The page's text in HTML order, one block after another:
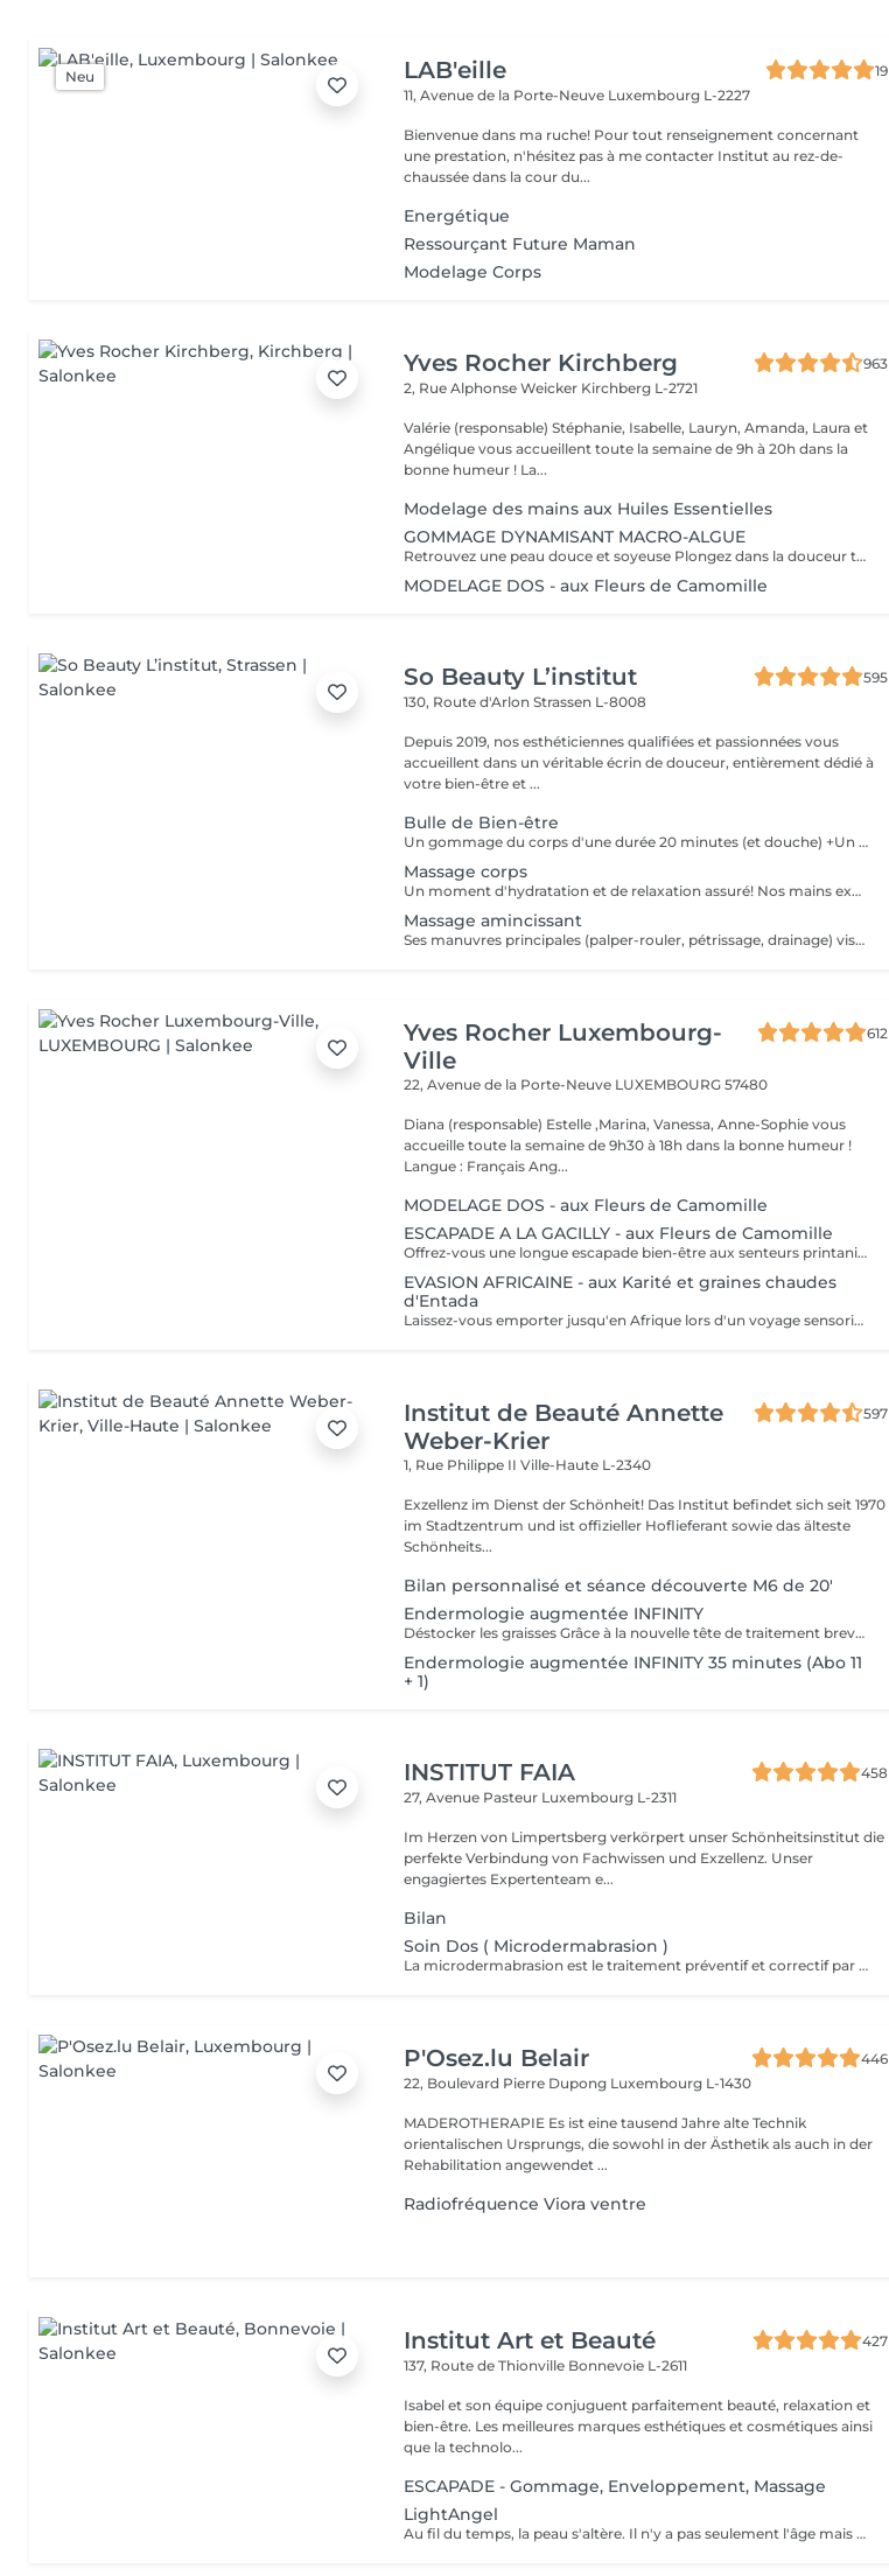
Neu LAB'eille
19
11, Avenue de la Porte-Neuve Luxembourg L-2227
Bienvenue dans ma ruche! Pour tout renseignement concernant
une prestation, n'hésitez pas à me contacter Institut au rez-de-
chaussée dans la cour du...
Energétique
Ressourçant Future Maman
Modelage Corps
Yves Rocher Kirchberg
963
2, Rue Alphonse Weicker Kirchberg L-2721
Valérie (responsable) Stéphanie, Isabelle, Lauryn, Amanda, Laura et
Angélique vous accueillent toute la semaine de 9h à 20h dans la
bonne humeur ! La...
Modelage des mains aux Huiles Essentielles
GOMMAGE DYNAMISANT MACRO-ALGUE
Retrouvez une peau douce et soyeuse Plongez dans la douceur tropicale dIndonésie à travers les notes épicées des huiles essentielles de Girofle et de Muscade. Ce gommage aux effluves chauds et naturels vous transporte tout en exfoliant délicatement votre peau : elle est douce, lumineuse et satinée.
MODELAGE DOS - aux Fleurs de Camomille
So Beauty L’institut
595
130, Route d'ArlonStrassen L-8008
Depuis 2019, nos esthéticiennes qualifiées et passionnées vous
accueillent dans un véritable écrin de douceur, entièrement dédié à
votre bien-être et ...
Bulle de Bien-être
Un gommage du corps d'une durée 20 minutes (et douche) +Un massage relaxant Californien 90 minutes
Massage corps
Un moment d'hydratation et de relaxation assuré! Nos mains expertes vont vous assurer la pression nécessaires pour un massage corps réussi.
Massage amincissant
Ses manuvres principales (palper-rouler, pétrissage, drainage) visent à déstocker les graisses, lisser la cellulite et stimuler la circulation,
Yves Rocher Luxembourg-
Ville
612
22, Avenue de la Porte-Neuve LUXEMBOURG 57480
Diana (responsable) Estelle ,Marina, Vanessa, Anne-Sophie vous
accueille toute la semaine de 9h30 à 18h dans la bonne humeur !
Langue : Français Ang...
MODELAGE DOS - aux Fleurs de Camomille
ESCAPADE A LA GACILLY - aux Fleurs de Camomille
Offrez-vous une longue escapade bien-être aux senteurs printanières de Camomille, fleur emblématique de nos champs à la Gacilly. le temps s'est arrêté. Incroyablement relaxé et en harmonie, votre corps et votre esprits retrouvent leur équilibre.
EVASION AFRICAINE - aux Karité et graines chaudes
d'Entada
Laissez-vous emporter jusqu'en Afrique lors d'un voyage sensoriel. Le beurre de karité chauffé devient une huile tiède nourrissante qui enveloppe votre corps dans une infinie douceur. Les graines d'Entada chaudes sont ensuite glissées le long du corps, délivrant une douce chaleur bienfaisante. La chaleur de ce soin favorise la relaxation.
Institut de Beauté Annette
Weber-Krier
597
1, Rue Philippe IIVille-Haute L-2340
Exzellenz im Dienst der Schönheit! Das Institut befindet sich seit 1970
im Stadtzentrum und ist offizieller Hoflieferant sowie das älteste
Schönheits...
Bilan personnalisé et séance découverte M6 de 20'
Endermologie augmentée INFINITY
Déstocker les graisses Grâce à la nouvelle tête de traitement brevetée Alliance, endermologie® permet de cibler et daffiner les zones rebelles à lexercice et à lhygiène alimentaire (bras, dos, ventre, taille, cuisses..) tout en sadaptant précisément aux besoins de chaque peau. Lisser la cellulite La cellulite, qui touche 90 % des femmes même les plus minces et les plus sportives, résulte à la fois dun stockage de graisses dans les adipocytes (cellules graisseuses) et dune rétention deau tout autour. Raffermir la peau Variations de poids, grossesses, temps qui passe la peau perd progressivement de sa tonicité et de sa souplesse. Même si ce relâchement cutané concerne tout le corps, certaines zones y sont plus sensibles : intérieur des cuisses, ventre, bras, etc Retrouver des jambes légères Jambes lourdes et douloureuses, chevilles ou pieds gonflés ces symptômes traduisent une mauvaise circulation sanguine et lymphatique. Les toxines saccumulent dans lorganisme, ce qui explique de telles variations de volume en une même journée ou à différents moments du cycle féminin. Bien-être Découvrez des parcours de soins au concept exclusif, pour une efficacité et une détente incomparables.
Endermologie augmentée INFINITY 35 minutes (Abo 11
+ 1)
INSTITUT FAIA
458
27, Avenue Pasteur Luxembourg L-2311
Im Herzen von Limpertsberg verkörpert unser Schönheitsinstitut die
perfekte Verbindung von Fachwissen und Exzellenz. Unser
engagiertes Expertenteam e...
Bilan
Soin Dos ( Microdermabrasion )
La microdermabrasion est le traitement préventif et correctif par excellence. Elle stimule la régénération cellulaire et la production de cellules jeunes. À l'aide d'une tête diamantée, la microdermabrasion enlève toutes les cellules mortes. Dès le premier traitement, la peau est plus éclatante, plus douce et visiblement exfoliée.
P'Osez.lu Belair
446
22, Boulevard Pierre Dupong Luxembourg L-1430
MADEROTHERAPIE Es ist eine tausend Jahre alte Technik
orientalischen Ursprungs, die sowohl in der Ästhetik als auch in der
Rehabilitation angewendet ...
Radiofréquence Viora ventre
Institut Art et Beauté
427
137, Route de Thionville Bonnevoie L-2611
Isabel et son équipe conjuguent parfaitement beauté, relaxation et
bien-être. Les meilleures marques esthétiques et cosmétiques ainsi
que la technolo...
ESCAPADE - Gommage, Enveloppement, Massage
LightAngel
Au fil du temps, la peau s'altère. Il n'y a pas seulement l'âge mais aussi le tabac, l'alcool ou encore le soleil qui participent au vieillissement de la peau. Créé pour le traitement d'esthétique facial, le Light Angel est un appareil qui fait usage de la technique de photomodulation traitement par LED combiné à un cosmétique. Est utilisé pour de nombreux traitements tels que le ° Raffermissement cutané, ° L'anti-âge, les rides et lignes d'expressions ° Traitement de pigmentation, l'hydratation cutanée ° Répare l'acné, ° Le blanchiment dentaire. L'absorption de la lumière par la mélanine permet une reconstruction dermo-épidermique. Permet également de combler vos rides, de faire disparaitre vos rougeurs ou vos vergetures, de rendre vos dents plus blanches ou d'accélérer la repousse de vos cheveux. La séance entre 30 et 90 min. La zone à traiter est nettoyée puis soumise au programme adapté. On y applique ensuite un masque de gel avant l'exposition à la lumière.